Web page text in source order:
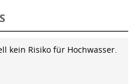
kein Risiko für Hochwasser.